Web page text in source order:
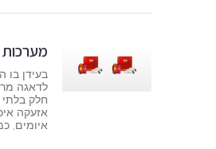
בעידן בו
לדאגה
חלק
אזעקה
איומים,